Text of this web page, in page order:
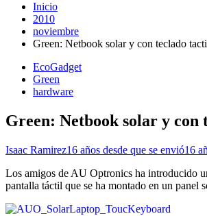
Inicio
2010
noviembre
Green: Netbook solar y con teclado
EcoGadget
Green
hardware
Green: Netbook solar y con
Isaac Ramirez16 años desde que se envió16
Los amigos de AU Optronics ha introducido
pantalla táctil que se ha montado en un